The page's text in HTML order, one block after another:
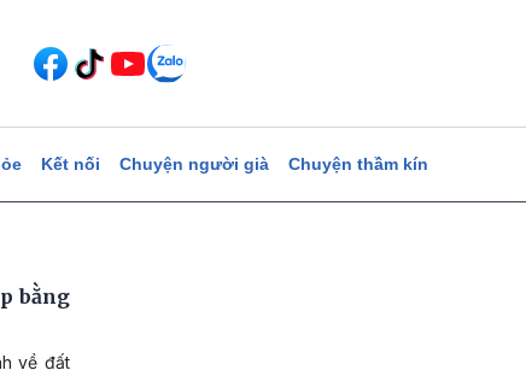
Kết nối Chuyện người già Chuyện thầm kín
bằng
về đất